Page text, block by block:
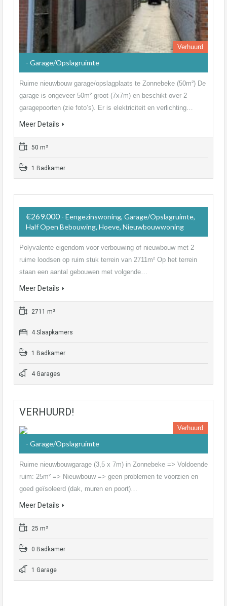
Verhuurd
- Garage/Opslagruimte
Ruime nieuwbouw garage/opslagplaats te Zonnebeke (50m²) De
garage is ongeveer 50m² groot (7x7m) en beschikt over 2
garagepoorten (zie foto’s). Er is elektriciteit en verlichting…
Meer Details
50 m²
1 Badkamer
€269.000- Eengezinswoning, Garage/Opslagruimte,
Half Open Bebouwing, Hoeve, Nieuwbouwwoning
Polyvalente eigendom voor verbouwing of nieuwbouw met 2
ruime loodsen op ruim stuk terrein van 2711m² Op het terrein
staan een aantal gebouwen met volgende…
Meer Details
2711 m²
4 Slaapkamers
1 Badkamer
4 Garages
VERHUURD!
Verhuurd
- Garage/Opslagruimte
Ruime nieuwbouwgarage (3,5 x 7m) in Zonnebeke => Voldoende
ruim: 25m² => Nieuwbouw => geen problemen te voorzien en
goed geïsoleerd (dak, muren en poort)…
Meer Details
25 m²
0 Badkamer
1 Garage